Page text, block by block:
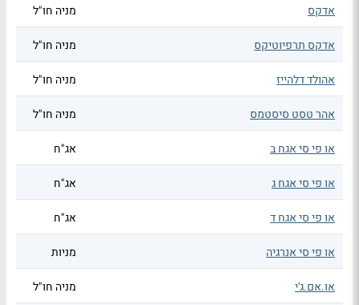
אדקס מניה חו"ל
אדקס תרפיוטיקס מניה חו"ל
אהולד דלהייז מניה חו"ל
אהר טסט סיסטמס מניה חו"ל
או פי סי אגח ב אג"ח
או פי סי אגח ג אג"ח
או פי סי אגח ד אג"ח
או פי סי אנרגיה מניות
או.אם.ג'י מניה חו"ל